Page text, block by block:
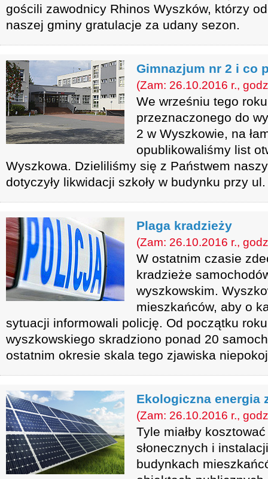
gościli zawodnicy Rhinos Wyszków, którzy
naszej gminy gratulacje za udany sezon.
Gimnazjum nr 2 i co
(Zam: 26.10.2016 r.,
We wrześniu tego
przeznaczonego do
2 w Wyszkowie, na
opublikowaliśmy list
Wyszkowa. Dzieliliśmy się z Państwem
dotyczyły likwidacji szkoły w budynku przy
Plaga kradzieży
(Zam: 26.10.2016 r.,
W ostatnim czasie
kradzieże
wyszkowskim.
mieszkańców, aby o
sytuacji informowali policję. Od początku
wyszkowskiego skradziono ponad 20
ostatnim okresie skala tego zjawiska
Ekologiczna energia
(Zam: 26.10.2016 r.,
Tyle miałby
słonecznych i
budynkach